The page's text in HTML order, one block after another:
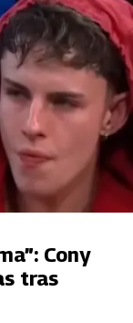
Cony
tras